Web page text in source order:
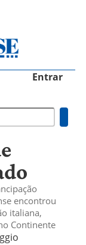
Entrar
encontrou
italiana,
Continente